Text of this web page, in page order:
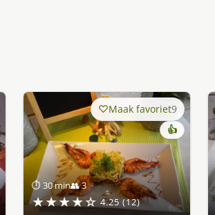
⏱ 30 min👥 3
★★★★☆ 4.25 (12)
Maak favoriet9
👍